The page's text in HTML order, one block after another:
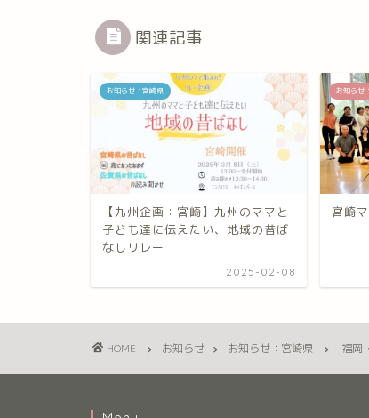
関連記事
お知らせ：宮崎県
【九州企画：宮崎】九州のママと
子ども達に伝えたい、地域の昔ば
なしリレー
2025-02-08
お知らせ
宮崎
HOME お知らせ お知らせ：宮崎県 福岡